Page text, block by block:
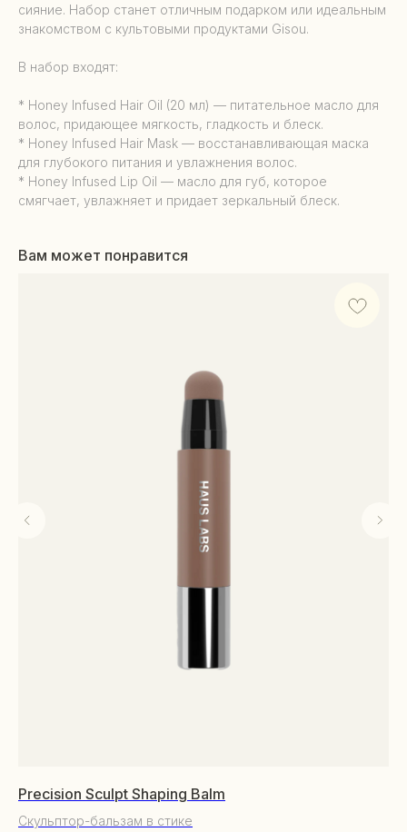
сияние. Набор станет отличным подарком или идеальным
знакомством с культовыми продуктами Gisou.
В набор входят:
* Honey Infused Hair Oil (20 мл) — питательное масло для
волос, придающее мягкость, гладкость и блеск.
* Honey Infused Hair Mask — восстанавливающая маска
для глубокого питания и увлажнения волос.
* Honey Infused Lip Oil — масло для губ, которое
смягчает, увлажняет и придает зеркальный блеск.
Вам может понравится
Precision Sculpt Shaping Balm
Скульптор-бальзам в стике